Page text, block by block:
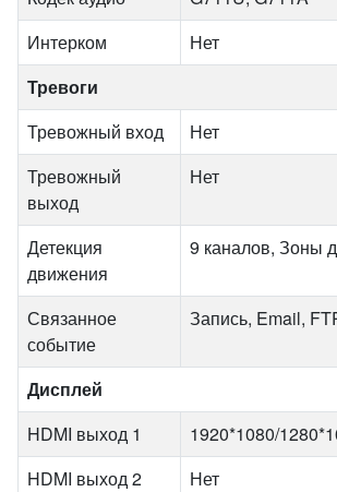
Интерком
Нет
Тревоги
Тревожный вход
Нет
Тревожный
выход
Нет
Детекция
движения
9 каналов, Зоны
Связанное
событие
Запись, Email,
Дисплей
HDMI выход 1
1920*1080/
HDMI выход 2
Нет